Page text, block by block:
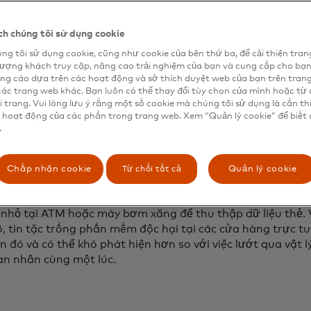
tội phạm mạng mới trong bán lẻ trực tuyến. Nó
công việc hàng ngày của họ, cho dù đó là đặt vé máy
lớn hoặc mua vé buổi hòa nhạc từ nền tảng của họ.
gọi là skimming kỹ thuật số, còn được gọi là e-
skimming, và đó là sự phát triển của một trò lừa đảo
Đó là khi tội phạm cài đặt thiết bị trên hệ thống điểm
tại ATM hoặc máy bơm xăng để thu thập dữ liệu thẻ.
tin tặc trồng phần mềm độc hại tại các cửa hàng trực
đó và có thể khó phát hiện hơn so với việc lướt qua vật
nhân cùng một lúc.
chúng tôi sử dụng cookie
tôi sử dụng cookie, cũng như cookie của bên thứ ba, để cải thiện
khách truy cập, nâng cao trải nghiệm của bạn và cung cấp cho bạn
cáo dựa trên các hoạt động và sở thích duyệt web của bạn trên
trang web khác. Bạn luôn có thể thay đổi tùy chọn của mình hoặc từ
trang. Vui lòng lưu ý rằng một số cookie mà chúng tôi sử dụng là cần
hoạt động của các phần trong trang web. Xem “Quản lý cookie” để biết
Chấp nhận cookie Từ chối tất cả Quản lý cookie